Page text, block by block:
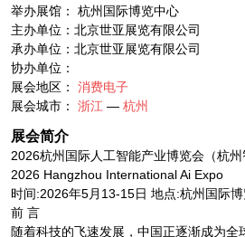
举办展馆： 杭州国际博览中心
主办单位：北京世亚展览有限公司
承办单位：北京世亚展览有限公司
协办单位：
展会地区： 消费电子
展会城市： 浙江 — 杭州
展会简介
2026杭州国际人工智能产业博览会（杭州
2026 Hangzhou International Ai Expo
时间:2026年5月13-15日 地点:杭州国际
前 言
随着科技的飞速发展，中国正逐渐成为全